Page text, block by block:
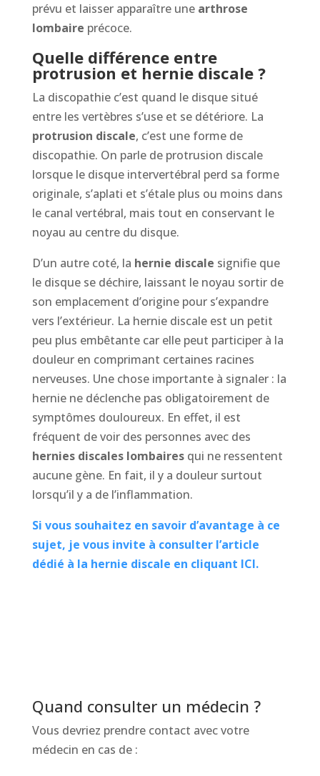
prévu et laisser apparaître une arthrose
lombaire précoce.
Quelle différence entre
protrusion et hernie discale ?
La discopathie c’est quand le disque situé
entre les vertèbres s’use et se détériore. La
protrusion discale, c’est une forme de
discopathie. On parle de protrusion discale
lorsque le disque intervertébral perd sa forme
originale, s’aplati et s’étale plus ou moins dans
le canal vertébral, mais tout en conservant le
noyau au centre du disque.
D’un autre coté, la hernie discale signifie que
le disque se déchire, laissant le noyau sortir de
son emplacement d’origine pour s’expandre
vers l’extérieur. La hernie discale est un petit
peu plus embêtante car elle peut participer à la
douleur en comprimant certaines racines
nerveuses. Une chose importante à signaler : la
hernie ne déclenche pas obligatoirement de
symptômes douloureux. En effet, il est
fréquent de voir des personnes avec des
hernies discales lombairesqui ne ressentent
aucune gène. En fait, il y a douleur surtout
lorsqu’il y a de l’inflammation.
Si vous souhaitez en savoir d’avantage à ce
sujet, je vous invite à consulter l’article
dédié à la hernie discale en cliquant ICI.
Quand consulter un médecin ?
Vous devriez prendre contact avec votre
médecin en cas de :